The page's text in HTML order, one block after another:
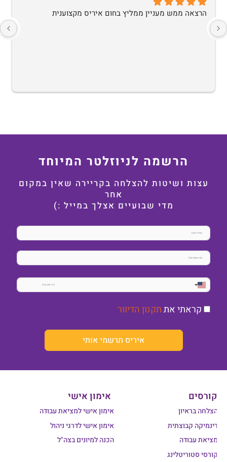
הרצאה ממש מעניין ממליץ בחום איריס מקצוענית
הרשמה לניוזלטר המיוחד
עצות ושיטות להצלחה בקריירה שאין במקום
אחר
מדי שבועיים אצלך במייל :)
United
States
+1
קראתי אתתקנון הדיוור
איריס תרשמי אותי
קורסים
הצלחה בראיון
דינמיקה קבוצתית
מציאת עבודה
קורסי סטוריטלינג
אימון אישי
אימון אישי למציאת עבודה
אימון אישי לדרגי ניהול
הכנה למיונים בצה"ל